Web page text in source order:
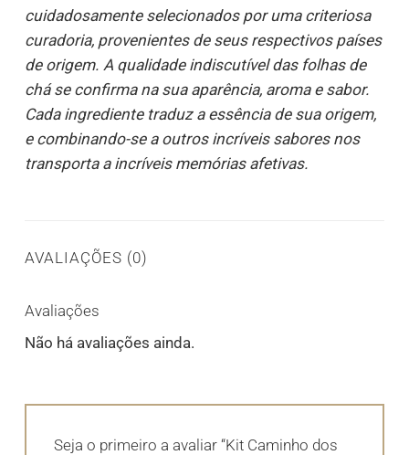
cuidadosamente selecionados por uma criteriosa
curadoria, provenientes de seus respectivos países
de origem. A qualidade indiscutível das folhas de
chá se confirma na sua aparência, aroma e sabor.
Cada ingrediente traduz a essência de sua origem,
e combinando-se a outros incríveis sabores nos
transporta a incríveis memórias afetivas.
AVALIAÇÕES (0)
Avaliações
Não há avaliações ainda.
Seja o primeiro a avaliar “Kit Caminho dos